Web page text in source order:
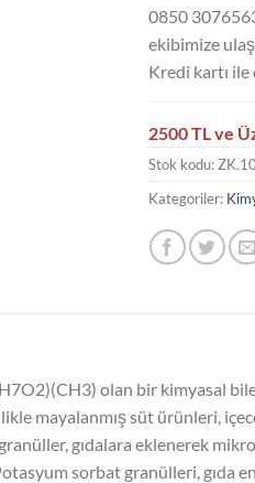
0850
ekibimize
Kredi kartı ile
2500 TL ve
Stok kodu:
Kategoriler:
olan bir kimyasal
mayalanmış süt ürünleri,
gıdalara eklenerek
sorbat granülleri, gıda